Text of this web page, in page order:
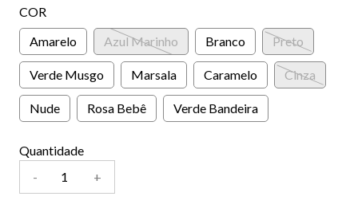
COR
Amarelo
Azul Marinho Branco Preto
Verde Musgo Marsala Caramelo Cinza
Nude Rosa Bebê Verde Bandeira
Quantidade
-
+